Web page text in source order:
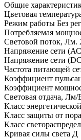
Общие
Цветовая
Режим работы Без
Потребляемая
Световой поток, Лм.
Напряжение сети
Напряжение сети
Частота питающей
Коэффициент
Коэффициент
Световая отдача, Лм/
Класс
Класс защиты от
Класс
Кривая силы света Д